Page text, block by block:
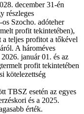
december 31-én
részleges
Szocho. adóteher
profit tekintetében),
a teljes profitot a tőkével
A hároméves
január 01. és az
profit tekintetében
kötelezettség
TBSZ esetén az egyes
és a 2025.
érték.